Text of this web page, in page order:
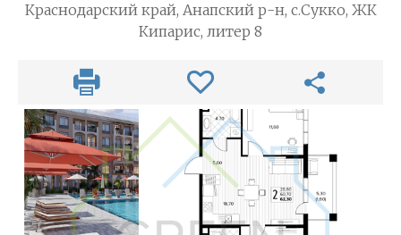
Краснодарский край, Анапский р-н, с.Сукко, ЖК
Кипарис, литер 8